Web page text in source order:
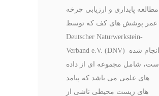
مطالعه پایداری و ارزیابی چرخه
عمر پوشش های کف که توسط
Deutscher Naturwerkstein-
Verband e.V. (DNV) انجام شده
است، شامل مجموعه‌ ای از داده‌
های علمی می باشد که پیامد
های زیست محیطی ناشی از